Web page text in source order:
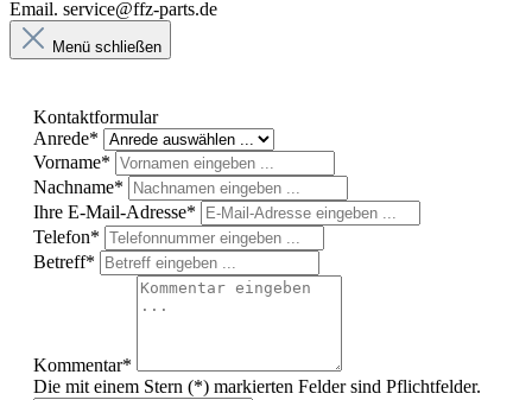
Email. service@ffz-parts.de
Menü schließen
Kontaktformular
Anrede*
Vorname*
Nachname*
Ihre E-Mail-Adresse*
Telefon*
Betreff*
Kommentar*
Die mit einem Stern (*) markierten Felder sind Pflichtfelder.